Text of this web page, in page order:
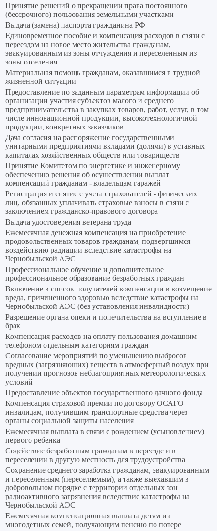
Принятие решений о прекращении права постоянного
(бессрочного) пользования земельными участками
Выдача (замена) паспорта гражданина РФ
Единовременное пособие и компенсация расходов в связи с
переездом на новое место жительства гражданам,
эвакуированным из зоны отчуждения и переселенным из
зоны отселения
Материальная помощь гражданам, оказавшимся в трудной
жизненной ситуации
Предоставление по заданным параметрам информации об
организации участия субъектов малого и среднего
предпринимательства в закупках товаров, работ, услуг, в том
числе инновационной продукции, высокотехнологичной
продукции, конкретных заказчиков
Дача согласия на распоряжение государственными
унитарными предприятиями вкладами (долями) в уставных
капиталах хозяйственных обществ или товариществ
Принятие Комитетом по энергетике и инженерному
обеспечению решения об осуществлении выплат
компенсаций гражданам - владельцам гаражей
Регистрация и снятие с учета страхователей - физических
лиц, обязанных уплачивать страховые взносы в связи с
заключением гражданско-правового договора
Выдача удостоверения ветерана труда
Ежемесячная денежная компенсация на приобретение
продовольственных товаров гражданам, подвергшимся
воздействию радиации вследствие катастрофы на
Чернобыльской АЭС
Профессиональное обучение и дополнительное
профессиональное образование безработных граждан
Включение в список получателей компенсации в возмещение
вреда, причиненного здоровью вследствие катастрофы на
Чернобыльской АЭС (без установления инвалидности)
Разрешение органа опеки и попечительства на вступление в
брак
Компенсация расходов на оплату пользования домашним
телефоном отдельным категориям граждан
Согласование мероприятий по уменьшению выбросов
вредных (загрязняющих) веществ в атмосферный воздух при
получении прогнозов неблагоприятных метеорологических
условий
Предоставление объектов государственного дачного фонда
Компенсация страховой премии по договору ОСАГО
инвалидам, получившим транспортные средства через
органы социальной защиты населения
Ежемесячная выплата в связи с рождением (усыновлением)
первого ребенка
Содействие безработным гражданам в переезде и в
переселении в другую местность для трудоустройства
Сохранение среднего заработка гражданам, эвакуированным
и переселенным (переселяемым), а также выехавшим в
добровольном порядке с территории отдельных зон
радиоактивного загрязнения вследствие катастрофы на
Чернобыльской АЭС
Ежемесячная компенсационная выплата детям из
многодетных семей, получающим пенсию по потере